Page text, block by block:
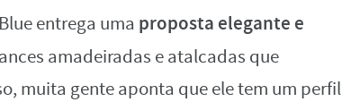
entrega uma proposta elegante e
amadeiradas e atalcadas que
muita gente aponta que ele tem um perfil